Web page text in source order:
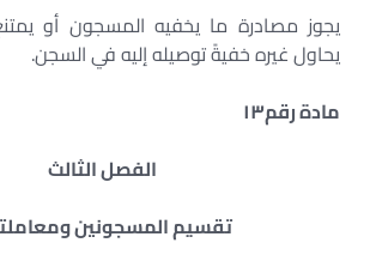
يجوز مصادرة ما يخفيه المسجون أو
يحاول غيره خفيةً توصيله إليه في السجن.
مادة رقم١٣
الفصل الثالث
تقسيم المسجونين